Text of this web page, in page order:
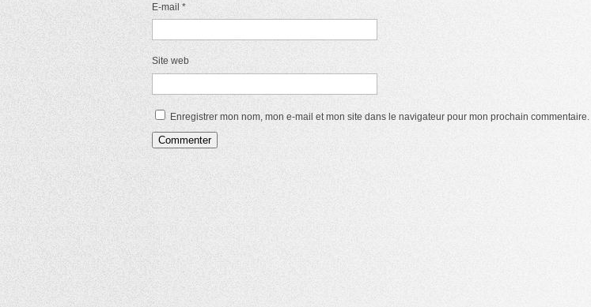
E-mail *
Site web
Enregistrer mon nom, mon e-mail et mon site dans le navigateur pour mon prochain commentaire.